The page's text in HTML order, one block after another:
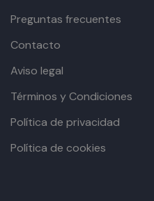
Preguntas frecuentes
Contacto
Aviso legal
Términos y Condiciones
Política de privacidad
Política de cookies